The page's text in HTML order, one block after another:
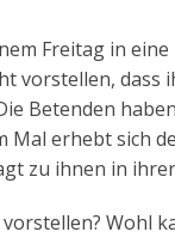
Freitag in
vorstellen,
Betenden
Mal erhebt sich
zu ihnen in
Wohl